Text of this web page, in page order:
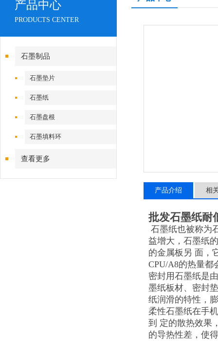
产品中心
PRODUCTS CENTER
石墨制品
石墨垫片
石墨纸
石墨盘根
石墨填料环
查看更多
产品介绍 相
批发石墨纸耐
石墨纸也被称为
益增大，石墨纸
的金属板另 面，
CPU/A8的热量都
密封用石墨纸是
墨纸板材、密封
纸润滑的特性，
柔性石墨纸在手
到 定的散热效果
的导热性差，使